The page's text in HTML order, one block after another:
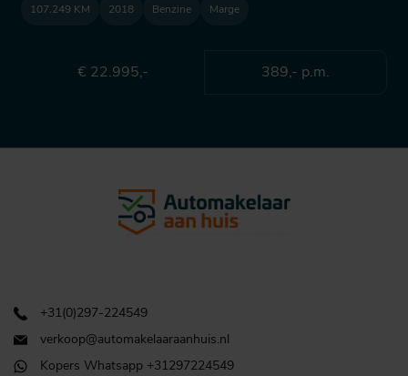
107.249 KM 2018 Benzine Marge
€ 22.995,- 389,- p.m.
+31(0)297-224549
verkoop@automakelaaraanhuis.nl
Kopers Whatsapp +31297224549